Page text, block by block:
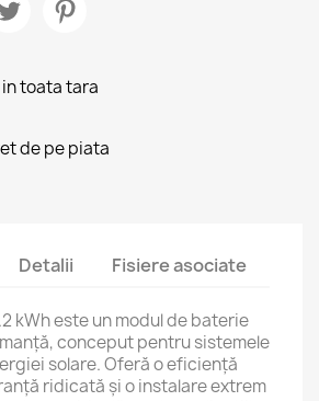
toata tara
de pe piata
Detalii Fisiere asociate
kWh este un modul de baterie
conceput pentru sistemele
solare. Oferă o eficiență
ridicată și o instalare extrem